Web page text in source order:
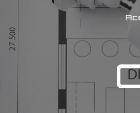
Panneau de gestion des cookies